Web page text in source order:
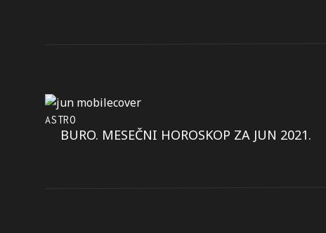
ASTRO
BURO. MESEČNI HOROSKOP ZA JUN 2021.